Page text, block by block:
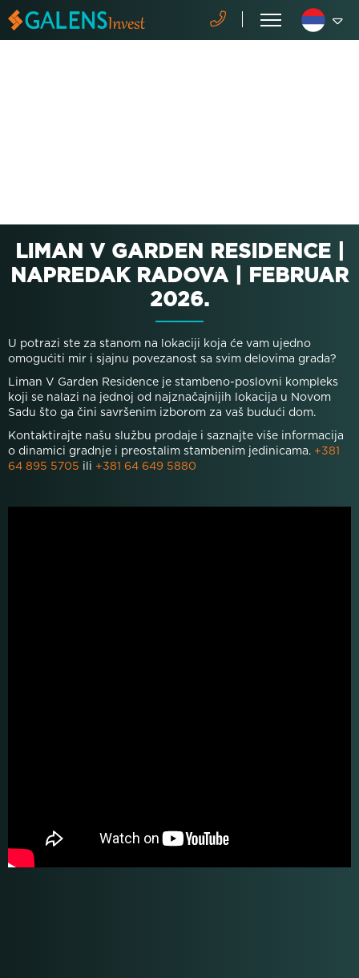
LIMAN V GARDEN RESIDENCE |
NAPREDAK RADOVA | FEBRUAR
2026.
U potrazi ste za stanom na lokaciji koja će vam ujedno
omogućiti mir i sjajnu povezanost sa svim delovima grada?
Liman V Garden Residence je stambeno-poslovni kompleks
koji se nalazi na jednoj od najznačajnijih lokacija u Novom
Sadu što ga čini savršenim izborom za vaš budući dom.
Kontaktirajte našu službu prodaje i saznajte više informacija
o dinamici gradnje i preostalim stambenim jedinicama. +381
64 895 5705 ili +381 64 649 5880